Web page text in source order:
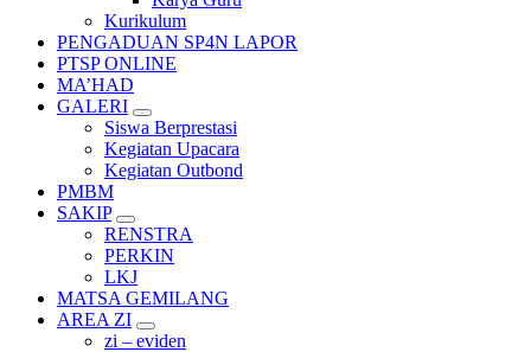
Kurikulum
PENGADUAN SP4N LAPOR
PTSP ONLINE
MA’HAD
GALERI
Siswa Berprestasi
Kegiatan Upacara
Kegiatan Outbond
PMBM
SAKIP
RENSTRA
PERKIN
LKJ
MATSA GEMILANG
AREA ZI
zi – eviden